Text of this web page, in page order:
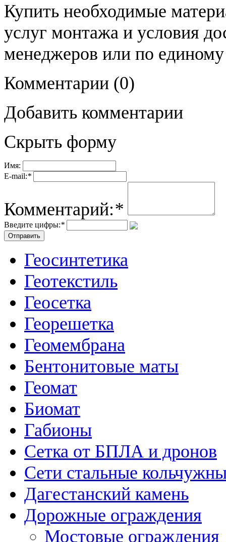
Купить необходимые
услуг монтажа и условия
менеджеров или по
Комментарии (0)
Добавить комментарии
Скрыть форму
Имя:
E-mail:*
Комментарий:*
Введите цифры:*
Геосинтетика
Геотекстиль
Геосетка
Георешетка
Геомембрана
Бентонитовые маты
Геомат
Биомат
Габионы
Сетка от БПЛА и дронов
Сети стальные
Дагестанский камень
Дорожные ограждения
Мостовые ограждения